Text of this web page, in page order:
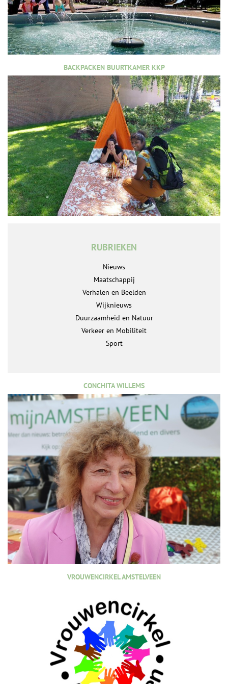
BACKPACKEN BUURTKAMER KKP
RUBRIEKEN
Nieuws
Maatschappij
Verhalen en Beelden
Wijknieuws
Duurzaamheid en Natuur
Verkeer en Mobiliteit
Sport
CONCHITA WILLEMS
VROUWENCIRKEL AMSTELVEEN